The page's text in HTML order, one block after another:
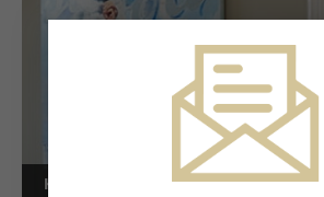
Kunstuitleen voor bedrijven